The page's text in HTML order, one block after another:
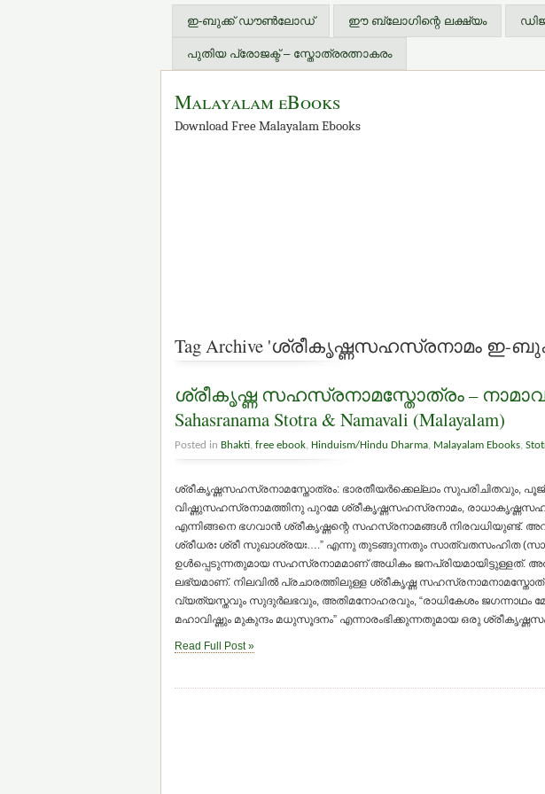
ഇ-ബുക്ക് ഡൗണ്‍ലോഡ് ഈ ബ്ലോഗിന്റെ ലക്ഷ്യം
പുതിയ പ്രോജക്ട് – സ്തോത്രരത്നാകരം
Malayalam eBooks
Download Free Malayalam Ebooks
Tag Archive 'ശ്രീകൃഷ്ണസഹസ്രനാമം ഇ-
ശ്രീകൃഷ്ണ സഹസ്രനാമസ്തോത്രം –
Sahasranama Stotra & Namavali (Malayalam)
Posted in Bhakti, free ebook, Hinduism/Hindu Dharma, Malayalam Ebooks,
ശ്രീകൃഷ്ണസഹസ്രനാമസ്തോത്രം: ഭാരതീയര്‍ക്കെല്ലാം സുപരിചിതവും,
വിഷ്ണുസഹസ്രനാമത്തിനു പുറമേ ശ്രീകൃഷ്ണസഹസ്രനാമം,
എന്നിങ്ങനെ ഭഗവാന്‍ ശ്രീകൃഷ്ണന്റെ സഹസ്രനാമങ്ങള്‍ നിരവധിയുണ്ട്.
ശ്രീധരഃ ശ്രീ സുഖാശ്രയഃ….” എന്നു തുടങ്ങുന്നതും സാത്വതസംഹിത
ഉള്‍പ്പെടുന്നതുമായ സഹസ്രനാമമാണ് അധികം ജനപ്രിയമായിട്ടുള്ളത്. അത്
ലഭ്യമാണ്. നിലവില്‍ പ്രചാരത്തിലുള്ള ശ്രീകൃഷ്ണ
വ്യത്യസ്തവും സുദുര്‍ലഭവും, അതിമനോഹരവും, “രാധികേശം ജഗന്നാഥം
മഹാവിഷ്ണും മുകുന്ദം മധുസൂദനം” എന്നാരംഭിക്കുന്നതുമായ ഒരു
Read Full Post »